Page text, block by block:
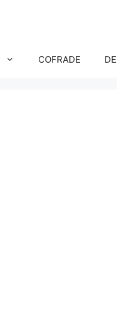
COFRADE